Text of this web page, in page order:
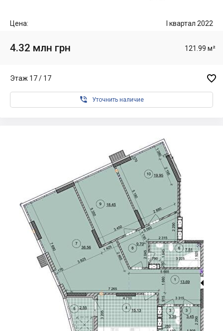
Цена: I квартал 2022
4.32 млн грн 121.99 м²
Этаж 17 / 17 
 Уточнить наличие